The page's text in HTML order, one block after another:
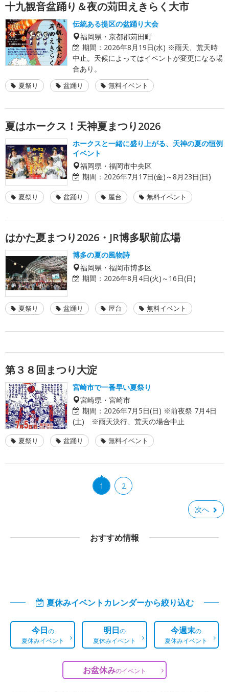
十九観音盆踊り＆夜の苅田えきらく大市
伝統ある提区の盆踊り大会
福岡県・京都郡苅田町
期間： 2026年8月19日(水) ※雨天、荒天時
中止。天候によってはイベントが変更になる場
合あり。
夏祭り 盆踊り 無料イベント
夏はホークス！天神夏まつり2026
ホークスと一緒に盛り上がる、天神の夏の恒例
イベント
福岡県・福岡市中央区
期間： 2026年7月17日(金)～8月23日(日)
夏祭り 盆踊り 屋台 無料イベント
はかた夏まつり2026・JR博多駅前広場
博多の夏の風物詩
福岡県・福岡市博多区
期間： 2026年8月4日(火)～16日(日)
夏祭り 盆踊り 屋台 無料イベント
第３８回まつり大淀
宮崎市で一番早い夏祭り
宮崎県・宮崎市
期間： 2026年7月5日(日) ※前夜祭 7月4日
(土) ※雨天決行、荒天の場合中止
夏祭り 盆踊り 無料イベント
1 2
次へ
おすすめ情報
夏休みイベントカレンダーから絞り込む
今日の
夏休みイベント
明日の
夏休みイベント
今週末の
夏休みイベント
お盆休みのイベント